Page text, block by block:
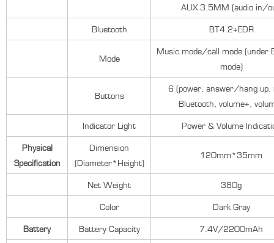
AUX 3.5MM (audio in/
Bluetooth
BT4.2+EDR
Mode
Music mode/call mode (under
mode)
Buttons
6 (power, answer/hang up,
Bluetooth, volume+,
Indicator Light
Power & Volume
Physical
Specification
Dimension
(Diameter*Height)
120mm*35mm
Net Weight
380g
Color
Dark Gray
Battery
Battery Capacity
7.4V/2200mAh